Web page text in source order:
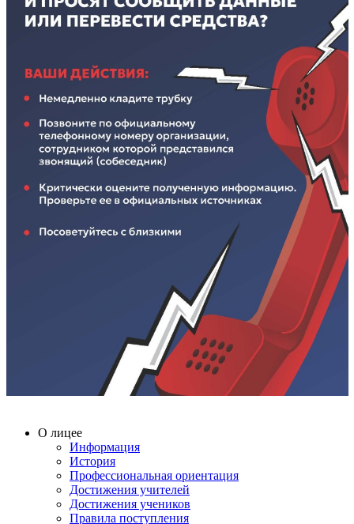
О лицее
Информация
История
Профессиональная ориентация
Достижения учителей
Достижения учеников
Правила поступления